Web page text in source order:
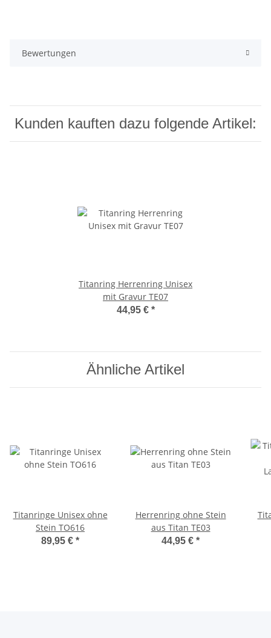
Bewertungen
Kunden kauften dazu folgende Artikel:
Titanring Herrenring Unisex
mit Gravur TE07
44,95 € *
Ähnliche Artikel
Titanringe Unisex ohne
Stein TO616
89,95 € *
Herrenring ohne Stein
aus Titan TE03
44,95 € *